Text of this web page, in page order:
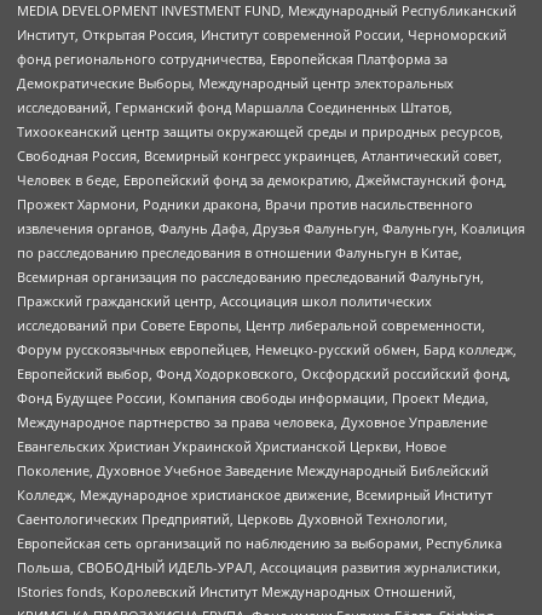
MEDIA DEVELOPMENT INVESTMENT FUND, Международный Республиканский
Институт, Открытая Россия, Институт современной России, Черноморский
фонд регионального сотрудничества, Европейская Платформа за
Демократические Выборы, Международный центр электоральных
исследований, Германский фонд Маршалла Соединенных Штатов,
Тихоокеанский центр защиты окружающей среды и природных ресурсов,
Свободная Россия, Всемирный конгресс украинцев, Атлантический совет,
Человек в беде, Европейский фонд за демократию, Джеймстаунский фонд,
Прожект Хармони, Родники дракона, Врачи против насильственного
извлечения органов, Фалунь Дафа, Друзья Фалуньгун, Фалуньгун, Коалиция
по расследованию преследования в отношении Фалуньгун в Китае,
Всемирная организация по расследованию преследований Фалуньгун,
Пражский гражданский центр, Ассоциация школ политических
исследований при Совете Европы, Центр либеральной современности,
Форум русскоязычных европейцев, Немецко-русский обмен, Бард колледж,
Европейский выбор, Фонд Ходорковского, Оксфордский российский фонд,
Фонд Будущее России, Компания свободы информации, Проект Медиа,
Международное партнерство за права человека, Духовное Управление
Евангельских Христиан Украинской Христианской Церкви, Новое
Поколение, Духовное Учебное Заведение Международный Библейский
Колледж, Международное христианское движение, Всемирный Институт
Саентологических Предприятий, Церковь Духовной Технологии,
Европейская сеть организаций по наблюдению за выборами, Республика
Польша, СВОБОДНЫЙ ИДЕЛЬ-УРАЛ, Ассоциация развития журналистики,
IStories fonds, Королевский Институт Международных Отношений,